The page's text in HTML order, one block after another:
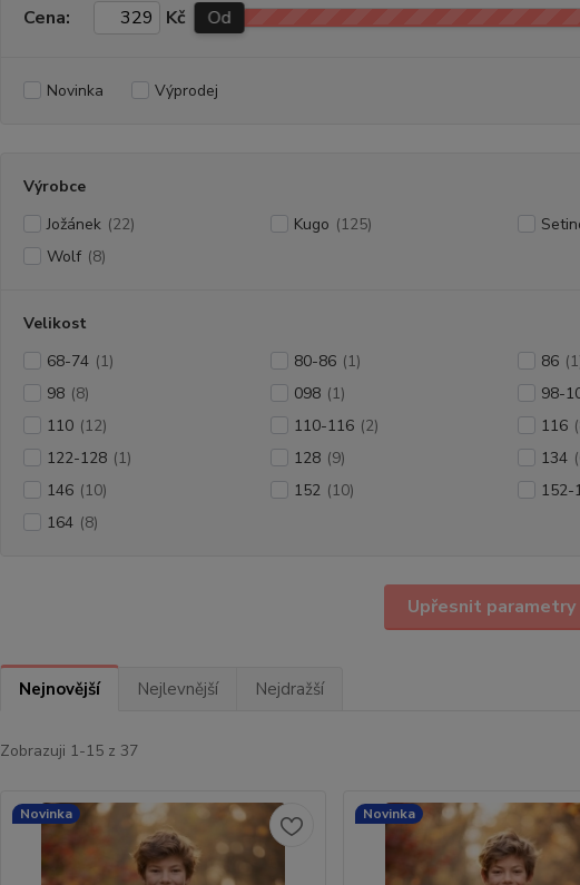
Upřesnit parametry
Cena: Kč Od
Novinka Výprodej
Výrobce
Jožánek (22) Kugo (125)
Wolf (8)
Velikost
68-74 (1) 80-86 (1) 86
98 (8) 098 (1) 98-
110 (12) 110-116 (2) 116
122-128 (1) 128 (9) 134
146 (10) 152 (10) 152-
164 (8)
Nejnovější Nejlevnější Nejdražší
Zobrazuji 1-15 z 37
Novinka Novinka